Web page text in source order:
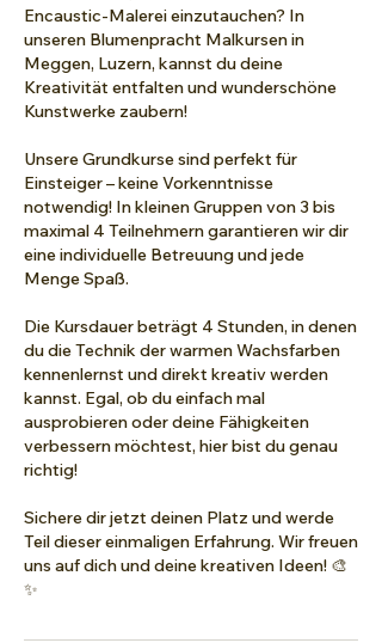
Encaustic-Malerei einzutauchen? In
unseren Blumenpracht Malkursen in
Meggen, Luzern, kannst du deine
Kreativität entfalten und wunderschöne
Kunstwerke zaubern!
Unsere Grundkurse sind perfekt für
Einsteiger – keine Vorkenntnisse
notwendig! In kleinen Gruppen von 3 bis
maximal 4 Teilnehmern garantieren wir dir
eine individuelle Betreuung und jede
Menge Spaß.
Die Kursdauer beträgt 4 Stunden, in denen
du die Technik der warmen Wachsfarben
kennenlernst und direkt kreativ werden
kannst. Egal, ob du einfach mal
ausprobieren oder deine Fähigkeiten
verbessern möchtest, hier bist du genau
richtig!
Sichere dir jetzt deinen Platz und werde
Teil dieser einmaligen Erfahrung. Wir freuen
uns auf dich und deine kreativen Ideen! 🎨
✨